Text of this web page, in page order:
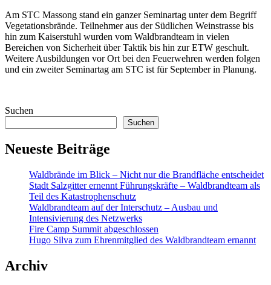
Am STC Massong stand ein ganzer Seminartag unter dem Begriff
Vegetationsbrände. Teilnehmer aus der Südlichen Weinstrasse bis
hin zum Kaiserstuhl wurden vom Waldbrandteam in vielen
Bereichen von Sicherheit über Taktik bis hin zur ETW geschult.
Weitere Ausbildungen vor Ort bei den Feuerwehren werden folgen
und ein zweiter Seminartag am STC ist für September in Planung.
Suchen
Suchen
Neueste Beiträge
Waldbrände im Blick – Nicht nur die Brandfläche entscheidet
Stadt Salzgitter ernennt Führungskräfte – Waldbrandteam als
Teil des Katastrophenschutz
Waldbrandteam auf der Interschutz – Ausbau und
Intensivierung des Netzwerks
Fire Camp Summit abgeschlossen
Hugo Silva zum Ehrenmitglied des Waldbrandteam ernannt
Archiv